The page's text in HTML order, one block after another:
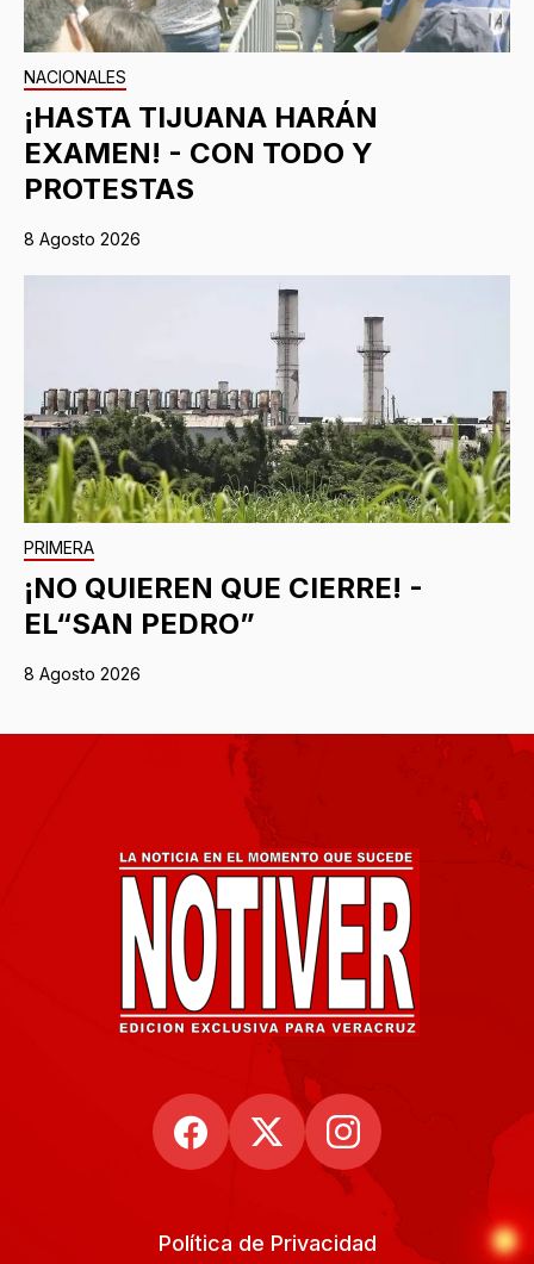
NACIONALES
¡HASTA TIJUANA HARÁN
EXAMEN! - CON TODO Y
PROTESTAS
8 Agosto 2026
PRIMERA
¡NO QUIEREN QUE CIERRE! -
EL“SAN PEDRO”
8 Agosto 2026
Política de Privacidad